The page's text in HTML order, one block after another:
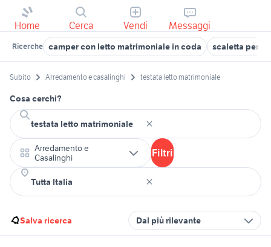
Home Cerca Vendi Messaggi
Ricerche camper con letto matrimoniale in coda scaletta per
Subito Arredamento e casalinghi testata letto matrimoniale
Cosa cerchi?
Arredamento e
Casalinghi
Filtri
Salva ricerca Dal più rilevante